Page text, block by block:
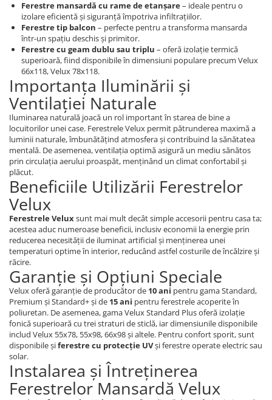
Ferestre mansardă cu rame de etanșare– ideale pentru o
izolare eficientă și siguranță împotriva infiltrațiilor.
Ferestre tip balcon – perfecte pentru a transforma mansarda
într-un spațiu deschis și primitor.
Ferestre cu geam dublu sau triplu – oferă izolație termică
superioară, fiind disponibile în dimensiuni populare precum Velux
66x118, Velux 78x118.
Importanța Iluminării și
Ventilației Naturale
Iluminarea naturală joacă un rol important în starea de bine a
locuitorilor unei case. Ferestrele Velux permit pătrunderea maximă a
luminii naturale, îmbunătățind atmosfera și contribuind la sănătatea
mentală. De asemenea, ventilația optimă asigură un mediu sănătos
prin circulația aerului proaspăt, menținând un climat confortabil și
plăcut.
Beneficiile Utilizării Ferestrelor
Velux
Ferestrele Veluxsunt mai mult decât simple accesorii pentru casa ta;
acestea aduc numeroase beneficii, inclusiv economii la energie prin
reducerea necesității de iluminat artificial și menținerea unei
temperaturi optime în interior, reducând astfel costurile de încălzire și
răcire.
Garanție și Opțiuni Speciale
Velux oferă garanție de producător de 10 ani pentru gama Standard,
Premium și Standard+ și de 15 ani pentru ferestrele acoperite în
poliuretan. De asemenea, gama Velux Standard Plus oferă izolație
fonică superioară cu trei straturi de sticlă, iar dimensiunile disponibile
includ Velux 55x78, 55x98, 66x98 și altele. Pentru confort sporit, sunt
disponibile șiferestre cu protecție UVși ferestre operate electric sau
solar.
Instalarea și Întreținerea
Ferestrelor Mansardă Velux